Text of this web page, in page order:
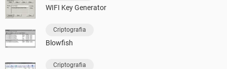
WIFI Key Generator
Criptografia
Blowfish
Criptografia